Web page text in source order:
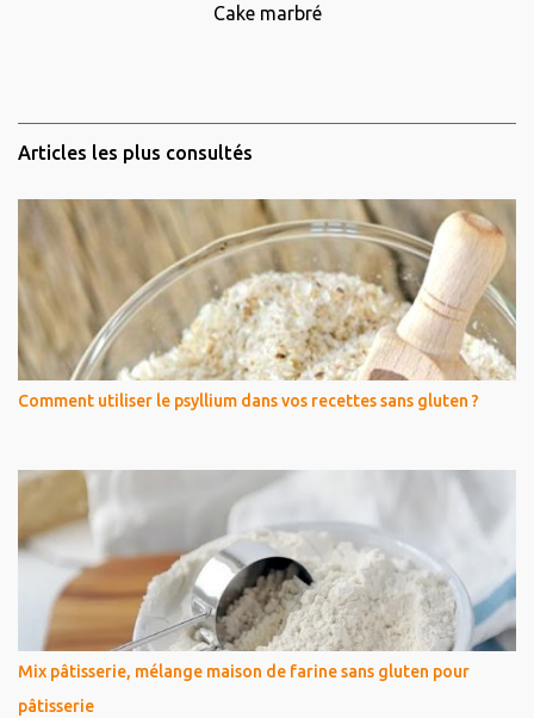
Cake marbré
Articles les plus consultés
Comment utiliser le psyllium dans vos recettes sans gluten ?
Mix pâtisserie, mélange maison de farine sans gluten pour
pâtisserie